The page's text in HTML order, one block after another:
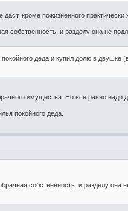
кроме пожизненного практически
собственность и разделу она не
деда и купил долю в двушке (в
имущества. Но всё равно надо
покойного деда.
собственность и разделу она